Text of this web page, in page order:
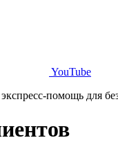
YouTube
помощь для